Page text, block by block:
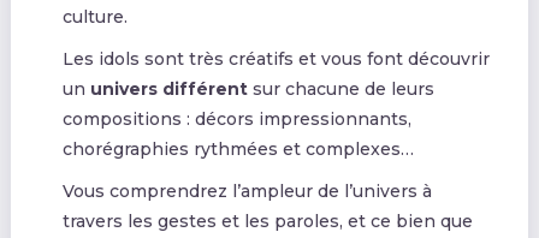
culture.
Les idols sont très créatifs et vous font découvrir
un univers différentsur chacune de leurs
compositions : décors impressionnants,
chorégraphies rythmées et complexes…
Vous comprendrez l’ampleur de l’univers à
travers les gestes et les paroles, et ce bien que